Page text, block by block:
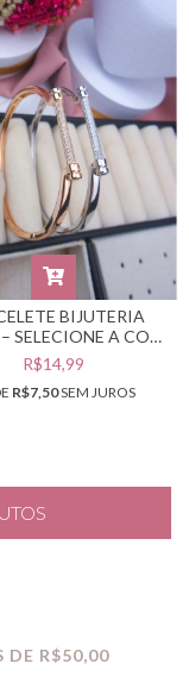
BIJUTERIA
SELECIONE A COR
#PB0302878
R$14,99
R$7,50SEM JUROS
DE R$50,00